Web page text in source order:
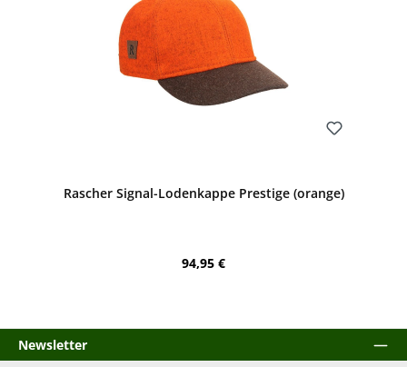
Rascher Signal-Lodenkappe Prestige (orange)
Regulärer Preis:
94,95 €
Newsletter